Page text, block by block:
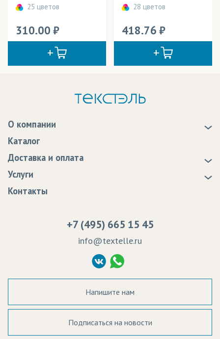
25 цветов
310.00
28 цветов
418.76
О компании
Статьи
Программа лояльности
Сертификаты качества
Судебные решения
Политика Конфиденциальности
Согласие на обработку ПД
Каталог
Доставка и оплата
Доставка
Оплата
Услуги
Образцы
Контакты
+7 (495) 665 15 45
info@textelle.ru
Напишите нам
Подписаться на новости